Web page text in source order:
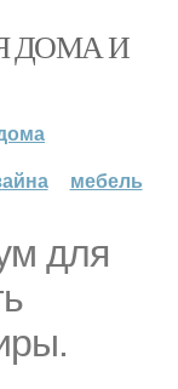
ДОМА И
мебель
для